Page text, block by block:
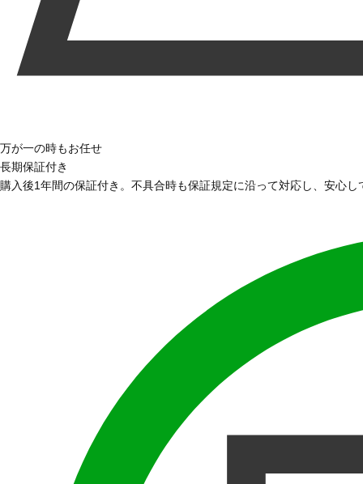
万が一の時もお任せ
長期保証付き
購入後1年間の保証付き。不具合時も保証規定に沿って対応し、安心